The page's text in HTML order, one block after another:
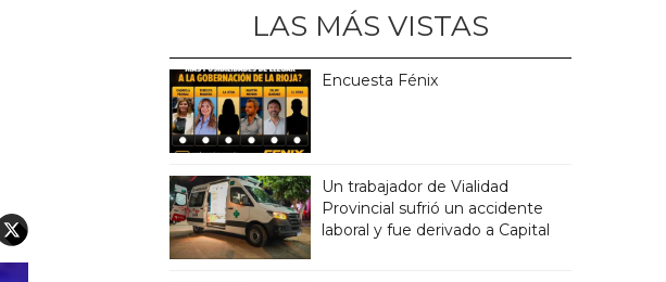
LAS MÁS VISTAS
Encuesta Fénix
Un trabajador de Vialidad
Provincial sufrió un accidente
laboral y fue derivado a Capital